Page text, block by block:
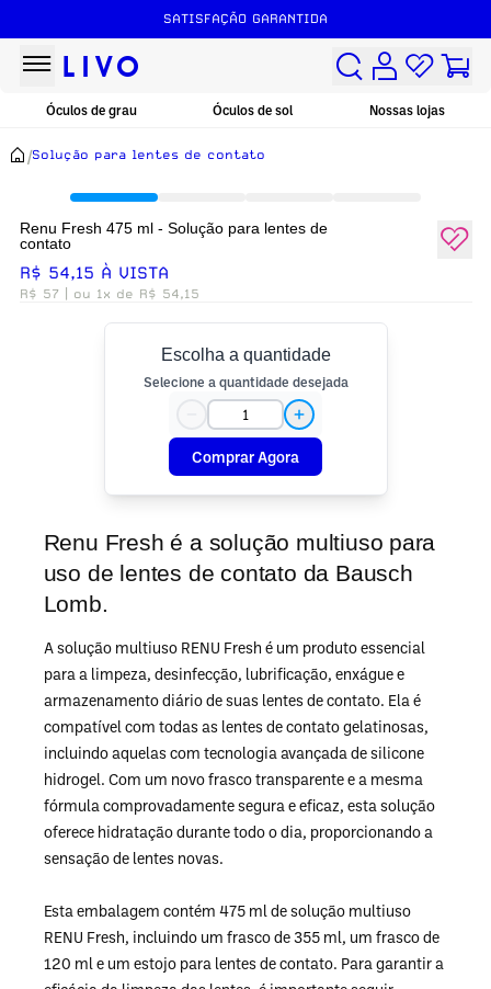
SATISFAÇÃO GARANTIDA
Óculos de grau Óculos de sol Nossas lojas
/Solução para lentes de contato
Renu Fresh é a solução multiuso para
uso de lentes de contato da Bausch
Lomb.
A solução multiuso RENU Fresh é um produto essencial
para a limpeza, desinfecção, lubrificação, enxágue e
armazenamento diário de suas lentes de contato. Ela é
compatível com todas as lentes de contato gelatinosas,
incluindo aquelas com tecnologia avançada de silicone
hidrogel. Com um novo frasco transparente e a mesma
fórmula comprovadamente segura e eficaz, esta solução
oferece hidratação durante todo o dia, proporcionando a
sensação de lentes novas.
Esta embalagem contém 475 ml de solução multiuso
RENU Fresh, incluindo um frasco de 355 ml, um frasco de
120 ml e um estojo para lentes de contato. Para garantir a
Renu Fresh 475 ml - Solução para lentes de
contato
R$ 54,15 À VISTA
R$ 57| ou 1x de R$ 54,15
Escolha a quantidade
Selecione a quantidade desejada
Comprar Agora